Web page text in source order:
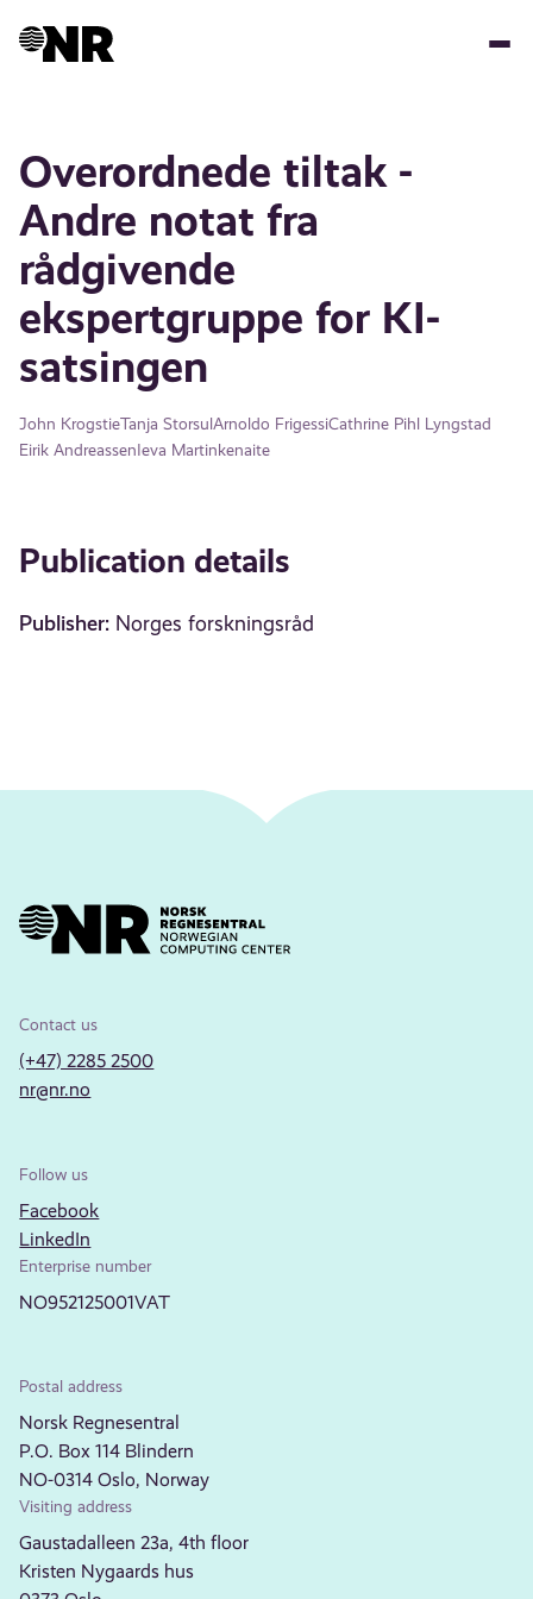
Overordnede tiltak -
Andre notat fra
rådgivende
ekspertgruppe for KI-
satsingen
John KrogstieTanja StorsulArnoldo FrigessiCathrine Pihl Lyngstad
Eirik AndreassenIeva Martinkenaite
Publication details
Publisher: Norges forskningsråd
Contact us
(+47) 2285 2500
nr@nr.no
Follow us
Facebook
LinkedIn
Enterprise number
NO952125001VAT
Postal address
Norsk Regnesentral
P.O. Box 114 Blindern
NO-0314 Oslo, Norway
Visiting address
Gaustadalleen 23a, 4th floor
Kristen Nygaards hus